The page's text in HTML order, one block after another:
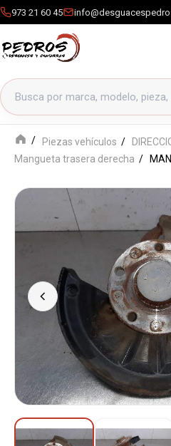
973 21 60 45
Buscar productos
Piezas vehículos
Mangueta trasera derecha